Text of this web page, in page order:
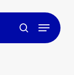
search
Menu